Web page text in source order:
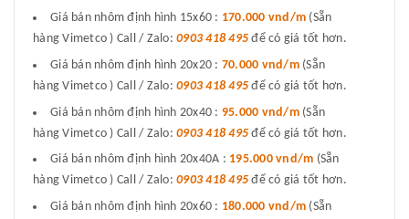
Giá bán nhôm định hình 15x60 : 170.000 vnd/m (Sẵn
hàng Vimetco ) Call / Zalo: 0903 418 495 để có giá tốt hơn.
Giá bán nhôm định hình 20x20 : 70.000 vnd/m (Sẵn
hàng Vimetco ) Call / Zalo: 0903 418 495 để có giá tốt hơn.
Giá bán nhôm định hình 20x40 : 95.000 vnd/m (Sẵn
hàng Vimetco ) Call / Zalo: 0903 418 495 để có giá tốt hơn.
Giá bán nhôm định hình 20x40A : 195.000 vnd/m (Sẵn
hàng Vimetco ) Call / Zalo: 0903 418 495 để có giá tốt hơn.
Giá bán nhôm định hình 20x60 : 180.000 vnd/m (Sẵn